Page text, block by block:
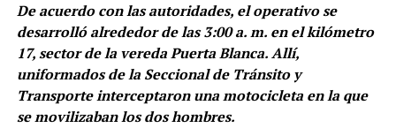
De acuerdo con las autoridades, el operativo se
desarrolló alrededor de las 3:00 a. m. en el kilómetro
17, sector de la vereda Puerta Blanca. Allí,
uniformados de la Seccional de Tránsito y
Transporte interceptaron una motocicleta en la que
se movilizaban los dos hombres.